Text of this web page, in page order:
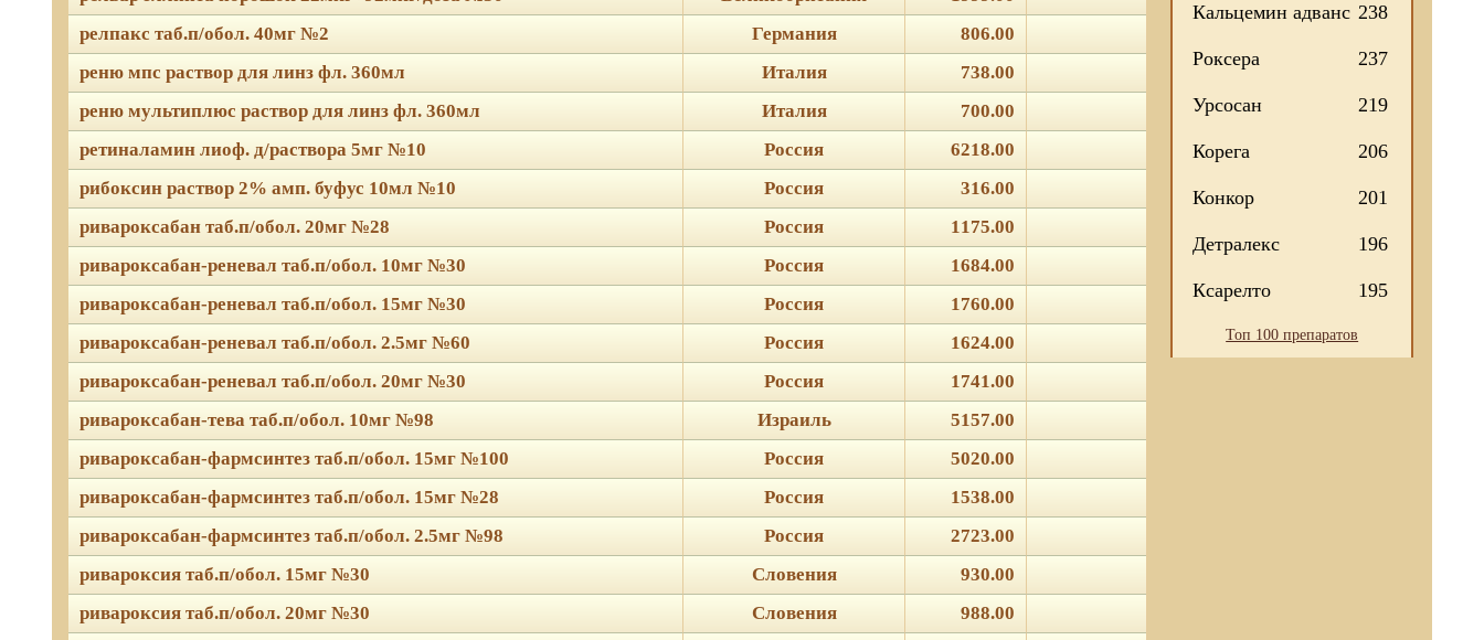
релпакс таб.п/обол. 40мг №2
Германия
806.00
реню мпс раствор для линз фл. 360мл
Италия
738.00
реню мультиплюс раствор для линз фл. 360мл
Италия
700.00
ретиналамин лиоф. д/раствора 5мг №10
Россия
6218.00
рибоксин раствор 2% амп. буфус 10мл №10
Россия
316.00
ривароксабан таб.п/обол. 20мг №28
Россия
1175.00
ривароксабан-реневал таб.п/обол. 10мг №30
Россия
1684.00
ривароксабан-реневал таб.п/обол. 15мг №30
Россия
1760.00
ривароксабан-реневал таб.п/обол. 2.5мг №60
Россия
1624.00
ривароксабан-реневал таб.п/обол. 20мг №30
Россия
1741.00
ривароксабан-тева таб.п/обол. 10мг №98
Израиль
5157.00
ривароксабан-фармсинтез таб.п/обол. 15мг №100
Россия
5020.00
ривароксабан-фармсинтез таб.п/обол. 15мг №28
Россия
1538.00
ривароксабан-фармсинтез таб.п/обол. 2.5мг №98
Россия
2723.00
ривароксия таб.п/обол. 15мг №30
Словения
930.00
ривароксия таб.п/обол. 20мг №30
Словения
988.00
Кальцемин адванс 238
Роксера 237
Урсосан 219
Корега 206
Конкор 201
Детралекс 196
Ксарелто 195
Топ 100 препаратов